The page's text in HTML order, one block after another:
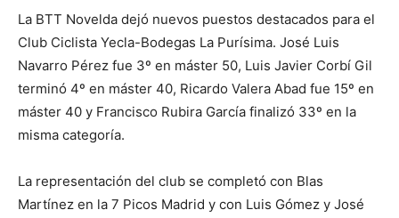
La BTT Novelda dejó nuevos puestos destacados para el
Club Ciclista Yecla-Bodegas La Purísima. José Luis
Navarro Pérez fue 3º en máster 50, Luis Javier Corbí Gil
terminó 4º en máster 40, Ricardo Valera Abad fue 15º en
máster 40 y Francisco Rubira García finalizó 33º en la
misma categoría.
La representación del club se completó con Blas
Martínez en la 7 Picos Madrid y con Luis Gómez y José